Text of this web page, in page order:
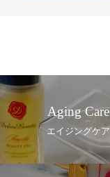
Aging Care
エイジングケア